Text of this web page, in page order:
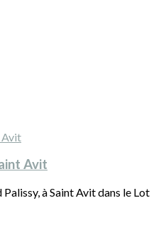
Avit
à Saint Avit dans le Lot